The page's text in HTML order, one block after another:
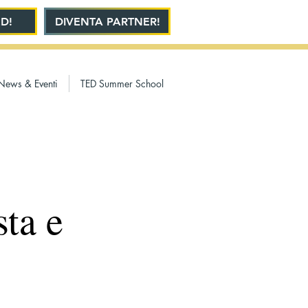
DIVENTA PARTNER!
& Eventi TED Summer School
e